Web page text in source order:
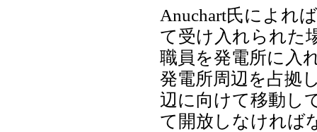
Anuchart氏によれ
て受け入れられた
職員を発電所に入
発電所周辺を占拠
辺に向けて移動し
て開放しなければ